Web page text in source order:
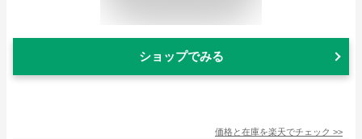
ショップでみる
価格と在庫を楽天でチェック >>